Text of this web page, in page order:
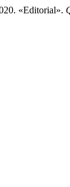
«Editorial».